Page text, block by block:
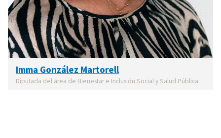
Imma González Martorell
Diputada del área de Bienestar e Inclusión Social y Salud Pública